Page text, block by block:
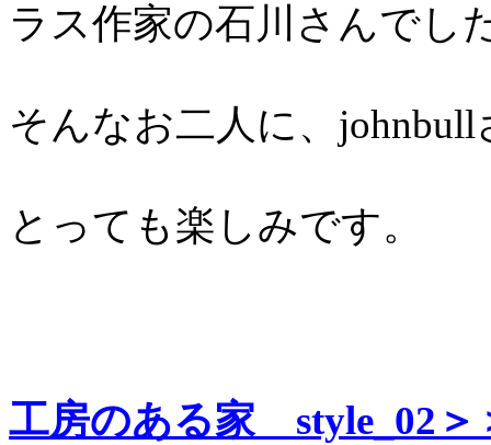
ラス作家の石川さんでし
そんなお二人に、
とっても楽しみです。
工房のある家 style_02＞